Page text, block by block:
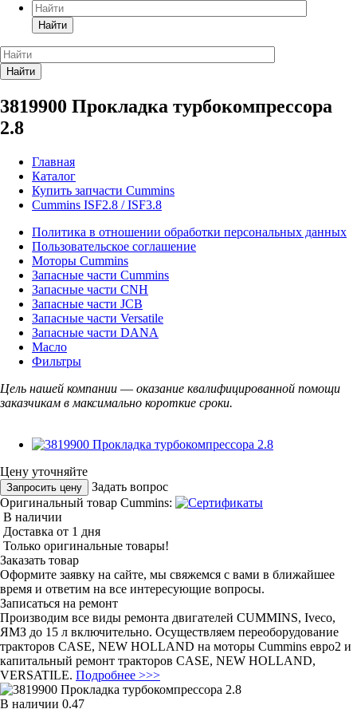
Найти
Найти
3819900 Прокладка турбокомпрессора
2.8
Главная
Каталог
Купить запчасти Cummins
Cummins ISF2.8 / ISF3.8
Политика в отношении обработки персональных данных
Пользовательское соглашение
Моторы Cummins
Запасные части Cummins
Запасные части CNH
Запасные части JCB
Запасные части Versatile
Запасные части DANA
Масло
Фильтры
Цель нашей компании — оказание квалифицированной помощи
заказчикам в максимально короткие сроки.
Цену уточняйте
Запросить цену
Задать вопрос
Оригинальный товар Cummins:
В наличии
Доставка от 1 дня
Только оригинальные товары!
Заказать товар
Оформите заявку на сайте, мы свяжемся с вами в ближайшее
время и ответим на все интересующие вопросы.
Записаться на ремонт
Производим все виды ремонта двигателей CUMMINS, Iveco,
ЯМЗ до 15 л включительно. Осуществляем переоборудование
тракторов CASE, NEW HOLLAND на моторы Cummins евро2 и
капитальный ремонт тракторов CASE, NEW HOLLAND,
VERSATILE. Подробнее >>>
В наличии 0.47